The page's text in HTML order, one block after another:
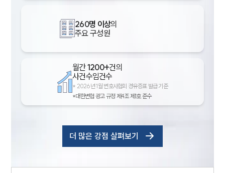
260명 이상의
주요 구성원
월간1200+건의
사건수임건수
* 2026년 1월 변호사협회 경유증표 발급 기준
*대한변협 광고 규정 제4조 제1호 준수
더 많은 강점 살펴보기